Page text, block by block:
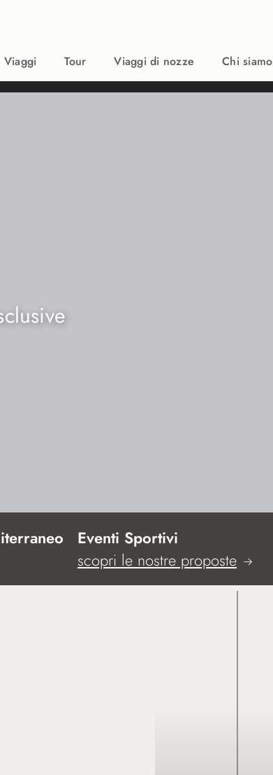
Viaggi Tour Viaggi di nozze
Chi siamo
Eventi Sportivi
scopri le nostre proposte